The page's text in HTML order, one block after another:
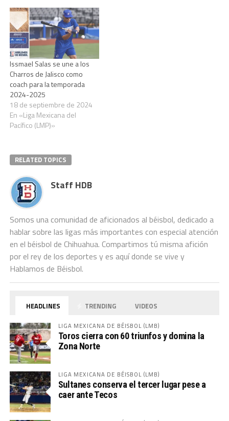
ofensiva del primera base
Jesse Castillo,…
Issmael Salas se une a los
Charros de Jalisco como
coach para la temporada
2024-2025
18 de septiembre de 2024
En «Liga Mexicana del
Pacífico (LMP)»
RELATED TOPICS
Staff HDB
Somos una comunidad de aficionados al béisbol, dedicado a
hablar sobre las ligas más importantes con especial atención
en el béisbol de Chihuahua. Compartimos tú misma afición
por el rey de los deportes y es aquí donde se vive y
Hablamos de Béisbol.
HEADLINES TRENDING VIDEOS
LIGA MEXICANA DE BÉISBOL (LMB)
Toros cierra con 60 triunfos y domina la
Zona Norte
LIGA MEXICANA DE BÉISBOL (LMB)
Sultanes conserva el tercer lugar pese a
caer ante Tecos